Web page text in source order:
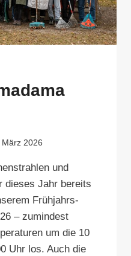
März 2026
und
dieses Jahr bereits
Frühjahrs-
– zumindest
um die 10
Uhr los. Auch die